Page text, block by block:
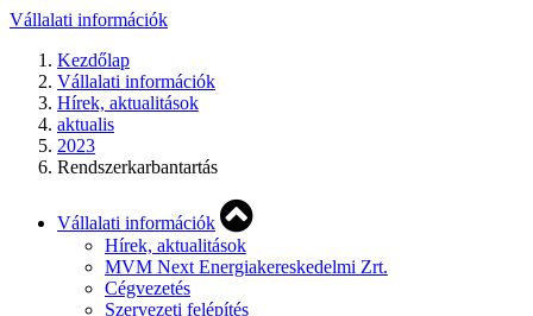
Vállalati információk
Kezdőlap
Vállalati információk
Hírek, aktualitások
aktualis
2023
Rendszerkarbantartás
Vállalati információk
Hírek, aktualitások
MVM Next Energiakereskedelmi Zrt.
Cégvezetés
Szervezeti felépítés